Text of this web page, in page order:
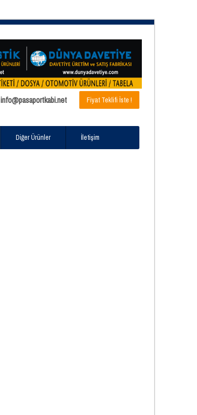
info@pasaportkabi.net Fiyat Teklifi İste !
Diğer Ürünler İletişim